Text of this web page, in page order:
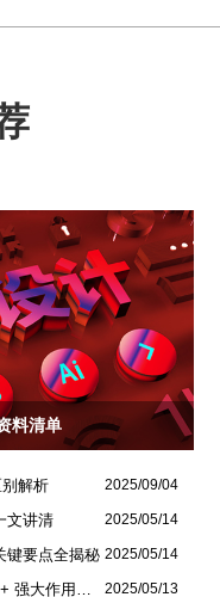
料清单
解析 2025/09/04
文讲清 2025/05/14
键要点全揭秘 2025/05/14
解锁画册设计：内涵解析 + 名企经典范例 + 强大作用全揭秘 2025/05/13